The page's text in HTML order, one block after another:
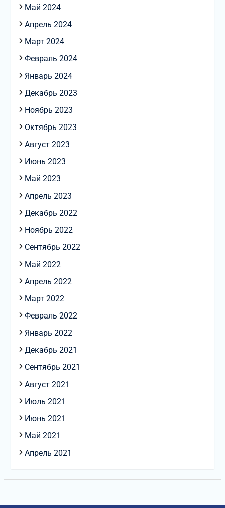
Май 2024
Апрель 2024
Март 2024
Февраль 2024
Январь 2024
Декабрь 2023
Ноябрь 2023
Октябрь 2023
Август 2023
Июнь 2023
Май 2023
Апрель 2023
Декабрь 2022
Ноябрь 2022
Сентябрь 2022
Май 2022
Апрель 2022
Март 2022
Февраль 2022
Январь 2022
Декабрь 2021
Сентябрь 2021
Август 2021
Июль 2021
Июнь 2021
Май 2021
Апрель 2021